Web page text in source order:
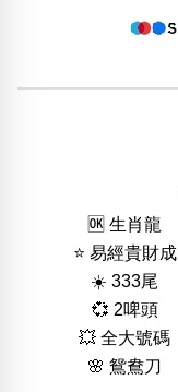
🆗️ 生肖龍
⭐️ 易經貴財成
☀️ 333尾
💞 2啤頭
💥 全大號碼
🌸 鴛鴦刀